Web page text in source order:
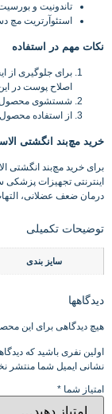
تاندونیت و
استئوآرتریت مچ
نکات مهم در استفاده
برای جلوگیری
اصلاح پوست در
شستشوی محصول
از استفاده
خرید مچ‌بند انگشتی
برای خرید مچ‌بند انگشتی
اینترنتی تجهیزات
درمان ضعف عضلانی،
توضیحات تکمیلی
سایز بندی
دیدگاهها
هیچ دیدگاهی برای این
اولین نفری باشید که
نشانی ایمیل شما منتشر
امتیاز شما *